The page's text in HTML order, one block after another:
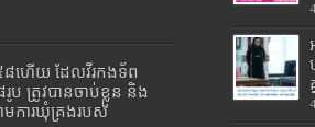
ទី៥៨ហើយ ដែលវីរកងទ័ព
ប ត្រូវបានចាប់ខ្លួន និង
មការឃុំគ្រងរបស់